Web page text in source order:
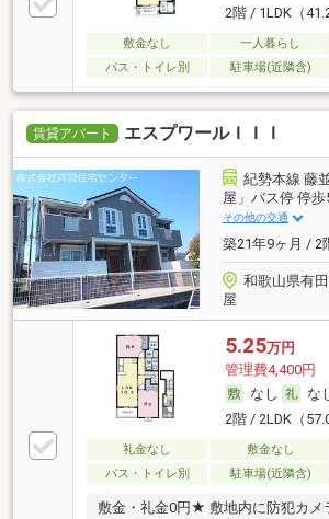
2階 / 1LDK（
敷金なし 一人暮らし
バス・トイレ別
駐車場(近隣含)
賃貸アパート エスプワールＩＩＩ
紀勢本線 藤
屋」バス停 停歩
その他の交通
築21年9ヶ月 / 2
和歌山県有
屋
5.25万円
管理費4,400円
なし
な
2階 / 2LDK（
礼金なし 敷金なし
バス・トイレ別
駐車場(近隣含)
敷金・礼金0円★ 敷地内に防犯カメ